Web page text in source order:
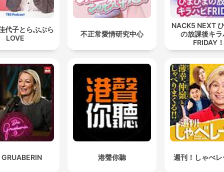
代子とらぶぶら
LOVE
不正常愛情研究中心
NACK5 NEXT
の放課後キ
FRIDAY！
GRUABERIN 港聲你聽 週刊！しゃべ